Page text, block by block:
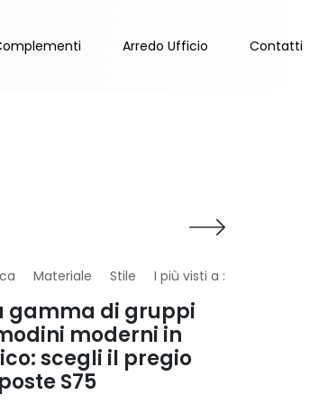
Arredo Ufficio Contatti
Materiale Stile I più visti a :
gamma di gruppi
moderni in
scegli il pregio
S75